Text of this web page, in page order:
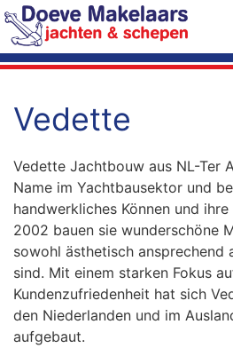
Zum Hauptinhalt springen
Vedette
Vedette Jachtbouw aus NL-Ter
Name im Yachtbausektor und
handwerkliches Können und
2002 bauen sie wunderschöne
sowohl ästhetisch ansprechend
sind. Mit einem starken Fokus
Kundenzufriedenheit hat sich
den Niederlanden und im
aufgebaut.